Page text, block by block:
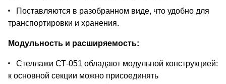
Поставляются в разобранном виде, что удобно для
транспортировки и хранения.
Модульность и расширяемость:
Стеллажи СТ-051 обладают модульной конструкцией:
к основной секции можно присоединять